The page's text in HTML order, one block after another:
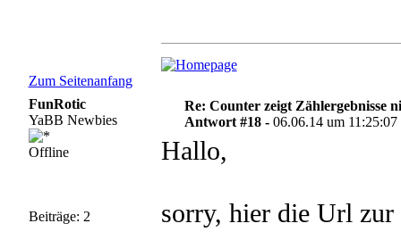
Zum Seitenanfang
FunRotic
YaBB Newbies
Offline
Beiträge: 2
Re: Counter zeigt Zählergebnisse
Antwort #18 -06.06.14 um 11:25:07
Hallo,
sorry, hier die Url